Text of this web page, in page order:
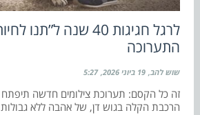
לרגל חגיגות 40 שנה
התערוכה
שוש להב 19 ביוני 2026 5:27
זה כל הקסם: תערוכת צילומים חדשה
הרכבת הקלה בגוש דן, של אהבה ללא